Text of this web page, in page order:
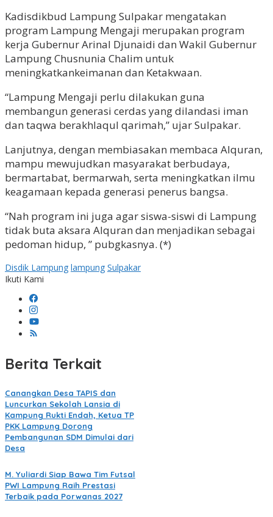
Kadisdikbud Lampung Sulpakar mengatakan
program Lampung Mengaji merupakan program
kerja Gubernur Arinal Djunaidi dan Wakil Gubernur
Lampung Chusnunia Chalim untuk
meningkatkankeimanan dan Ketakwaan.
“Lampung Mengaji perlu dilakukan guna
membangun generasi cerdas yang dilandasi iman
dan taqwa berakhlaqul qarimah,” ujar Sulpakar.
Lanjutnya, dengan membiasakan membaca Alquran,
mampu mewujudkan masyarakat berbudaya,
bermartabat, bermarwah, serta meningkatkan ilmu
keagamaan kepada generasi penerus bangsa.
“Nah program ini juga agar siswa-siswi di Lampung
tidak buta aksara Alquran dan menjadikan sebagai
pedoman hidup, ” pubgkasnya. (*)
Disdik Lampung lampung Sulpakar
Ikuti Kami
Berita Terkait
Canangkan Desa TAPIS dan
Luncurkan Sekolah Lansia di
Kampung Rukti Endah, Ketua TP
PKK Lampung Dorong
Pembangunan SDM Dimulai dari
Desa
M. Yuliardi Siap Bawa Tim Futsal
PWI Lampung Raih Prestasi
Terbaik pada Porwanas 2027